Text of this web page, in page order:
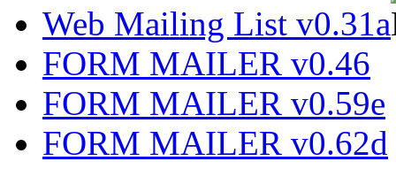
Web Mailing List v0.31a
FORM MAILER v0.46
FORM MAILER v0.59e
FORM MAILER v0.62d